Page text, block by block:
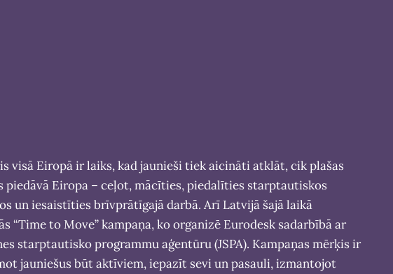
visā Eiropā ir laiks, kad jaunieši tiek aicināti atklāt, cik plašas
piedāvā Eiropa – ceļot, mācīties, piedalīties starptautiskos
un iesaistīties brīvprātīgajā darbā. Arī Latvijā šajā laikā
“Time to Move” kampaņa, ko organizē Eurodesk sadarbībā ar
starptautisko programmu aģentūru (JSPA). Kampaņas mērķis ir
jauniešus būt aktīviem, iepazīt sevi un pasauli, izmantojot